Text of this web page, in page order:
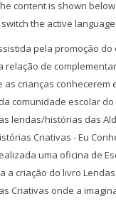
content is shown
the active language.
pela promoção
relação de
as crianças conhecerem
comunidade escolar do
lendas/histórias das
Criativas - Eu
uma oficina de
a criação do livro
Criativas onde a